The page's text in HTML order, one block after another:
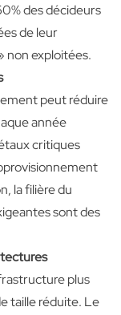
des décideurs
de leur
non exploitées.
peut réduire
année
critiques
la filière du
sont des
plus
taille réduite. Le